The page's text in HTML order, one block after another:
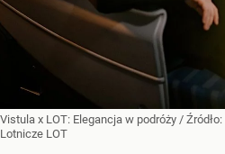
Vistula x LOT: Elegancja w podróży / Źródło:
Lotnicze LOT